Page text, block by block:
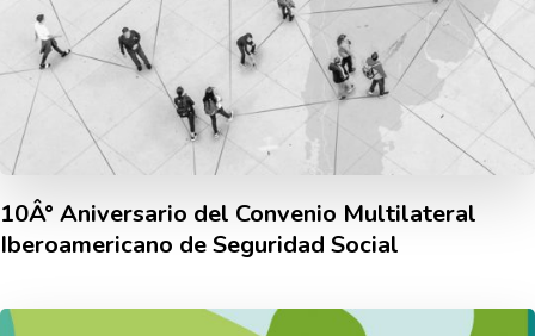
10Â° Aniversario del Convenio Multilateral
Iberoamericano de Seguridad Social